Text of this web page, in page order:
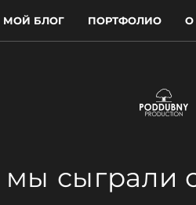
МОЙ БЛОГ ПОРТФОЛИО О
мы сыграли